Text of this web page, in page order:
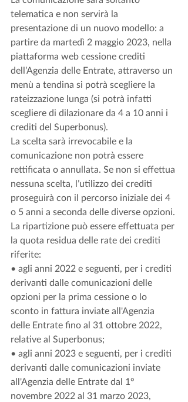
telematica e non servirà la
presentazione di un nuovo modello: a
partire da martedì 2 maggio 2023, nella
piattaforma web cessione crediti
dell’Agenzia delle Entrate, attraverso un
menù a tendina si potrà scegliere la
rateizzazione lunga (si potrà infatti
scegliere di dilazionare da 4 a 10 anni i
crediti del Superbonus).
La scelta sarà irrevocabile e la
comunicazione non potrà essere
rettificata o annullata. Se non si effettua
nessuna scelta, l’utilizzo dei crediti
proseguirà con il percorso iniziale dei 4
o 5 anni a seconda delle diverse opzioni.
La ripartizione può essere effettuata per
la quota residua delle rate dei crediti
riferite:
• agli anni 2022 e seguenti, per i crediti
derivanti dalle comunicazioni delle
opzioni per la prima cessione o lo
sconto in fattura inviate all'Agenzia
delle Entrate fino al 31 ottobre 2022,
relative al Superbonus;
• agli anni 2023 e seguenti, per i crediti
derivanti dalle comunicazioni inviate
all'Agenzia delle Entrate dal 1°
novembre 2022 al 31 marzo 2023,